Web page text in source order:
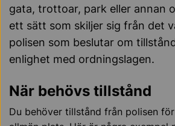
gata, trottoar, park eller annan
ett sätt som skiljer sig från det
polisen som beslutar om
enlighet med ordningslagen.
När behövs tillstånd
Du behöver tillstånd från polisen